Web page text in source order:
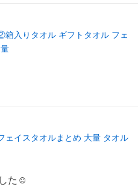
箱入りタオル ギフトタオル フェ
ェイスタオルまとめ 大量 タオル
た☺️